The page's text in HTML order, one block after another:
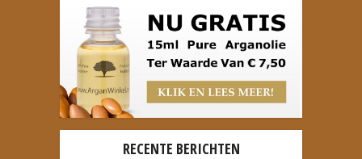
RECENTE BERICHTEN